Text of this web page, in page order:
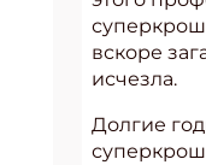
вскоре
исчезла.
Долгие